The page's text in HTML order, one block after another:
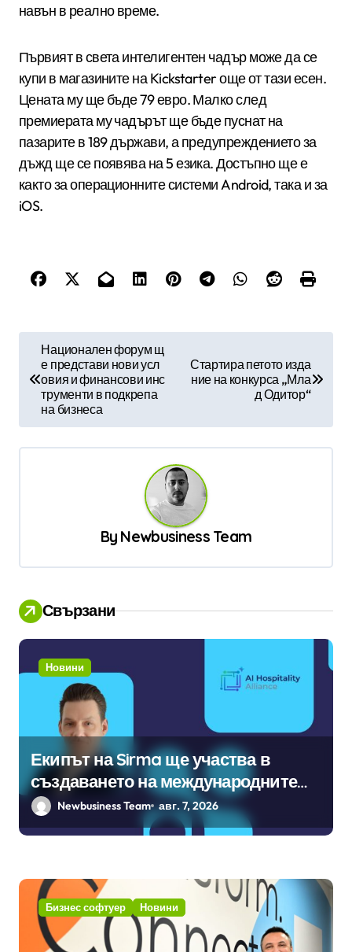
навън в реално време.
Първият в света интелигентен чадър може да се
купи в магазините на Kickstarter още от тази есен.
Цената му ще бъде 79 евро. Малко след
премиерата му чадърът ще бъде пуснат на
пазарите в 189 държави, а предупреждението за
дъжд ще се появява на 5 езика. Достъпно ще е
както за операционните системи Android, така и за
iOS.
и
г
Национален форум щ
е представи нови усл
овия и финансови инс
трументи в подкрепа
на бизнеса
Стартира петото изда
ние на конкурса „Мла
д Одитор“
By Newbusiness Team
Свързани
Новини
Екипът на Sirma ще участва в
създаването на международните
стандарти за навлизане на
изкуствен интелект в
Newbusiness Team авг. 7, 2026
Бизнес софтуер Новини